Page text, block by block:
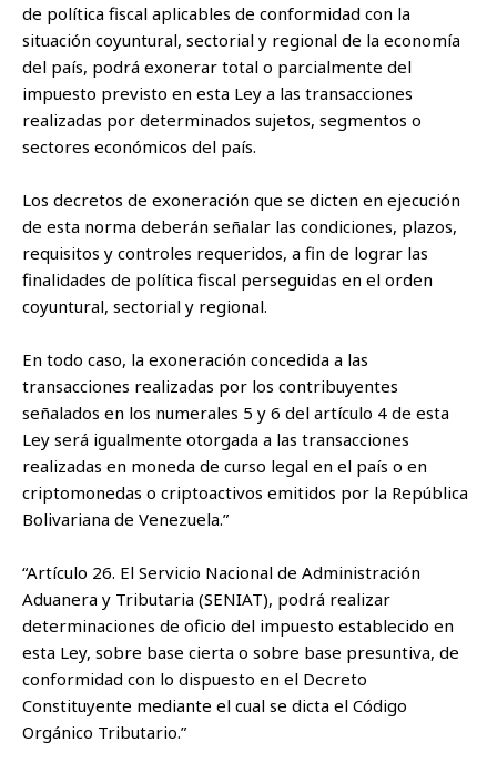
de política fiscal aplicables de conformidad con la
situación coyuntural, sectorial y regional de la economía
del país, podrá exonerar total o parcialmente del
impuesto previsto en esta Ley a las transacciones
realizadas por determinados sujetos, segmentos o
sectores económicos del país.
Los decretos de exoneración que se dicten en ejecución
de esta norma deberán señalar las condiciones, plazos,
requisitos y controles requeridos, a fin de lograr las
finalidades de política fiscal perseguidas en el orden
coyuntural, sectorial y regional.
En todo caso, la exoneración concedida a las
transacciones realizadas por los contribuyentes
señalados en los numerales 5 y 6 del artículo 4 de esta
Ley será igualmente otorgada a las transacciones
realizadas en moneda de curso legal en el país o en
criptomonedas o criptoactivos emitidos por la República
Bolivariana de Venezuela.”
“Artículo 26. El Servicio Nacional de Administración
Aduanera y Tributaria (SENIAT), podrá realizar
determinaciones de oficio del impuesto establecido en
esta Ley, sobre base cierta o sobre base presuntiva, de
conformidad con lo dispuesto en el Decreto
Constituyente mediante el cual se dicta el Código
Orgánico Tributario.”